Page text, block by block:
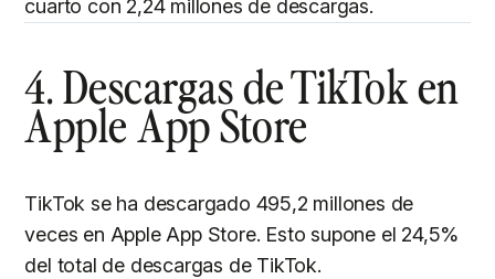
cuarto con 2,24 millones de descargas.
4. Descargas de TikTok en
Apple App Store
TikTok se ha descargado 495,2 millones de
veces en Apple App Store. Esto supone el 24,5%
del total de descargas de TikTok.